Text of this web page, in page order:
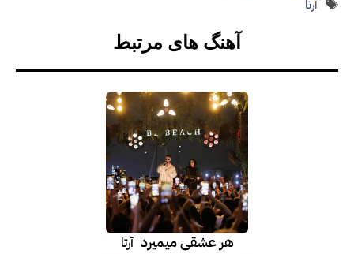
آرتا
آهنگ های مرتبط
هر عشقی میمیرد آرتا